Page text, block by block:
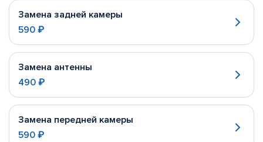
Замена задней камеры
590 ₽
Замена антенны
490 ₽
Замена передней камеры
590 ₽